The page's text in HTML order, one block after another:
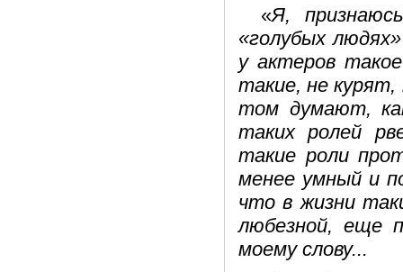
«Я,
«голубых
у актеров
такие, не
том думают,
таких ролей
такие роли
менее умный и
что в жизни
любезной, еще
моему слову...